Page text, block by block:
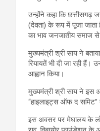
उन्होंने कहा कि छत्तीसगढ़
(देवता) के रूप में पूजा
का भाव जनजातीय समाज
मुख्यमंत्री श्री साय ने
रियायतें भी दी जा रही
आह्वान किया।
मुख्यमंत्री श्री साय ने इस
“हाइलाइट्स ऑफ द समिट”
इस अवसर पर मेघालय के